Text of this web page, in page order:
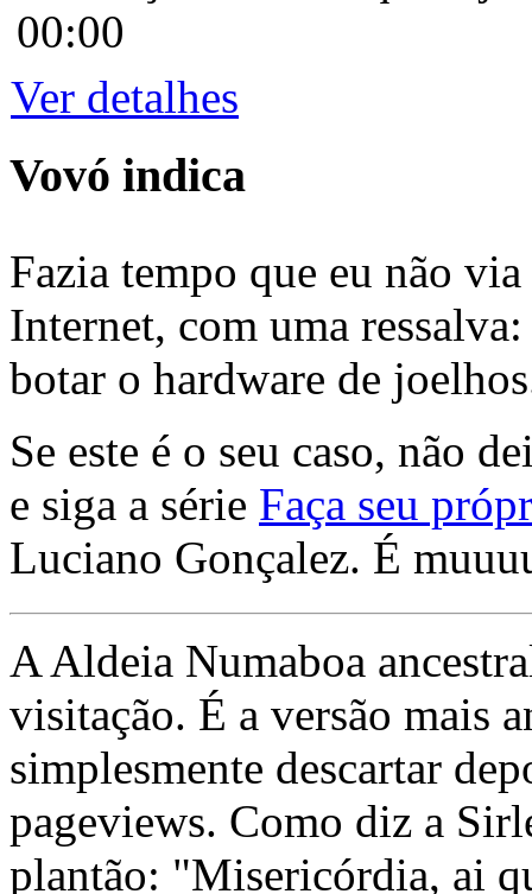
00:00
Ver detalhes
Vovó indica
Fazia tempo que eu não
Internet, com uma
botar o hardware de
Se este é o seu caso, não
e siga a série Faça seu
Luciano Gonçalez. É
A Aldeia Numaboa
visitação. É a versão mais
simplesmente descartar
pageviews. Como diz a
plantão: "Misericórdia, ai